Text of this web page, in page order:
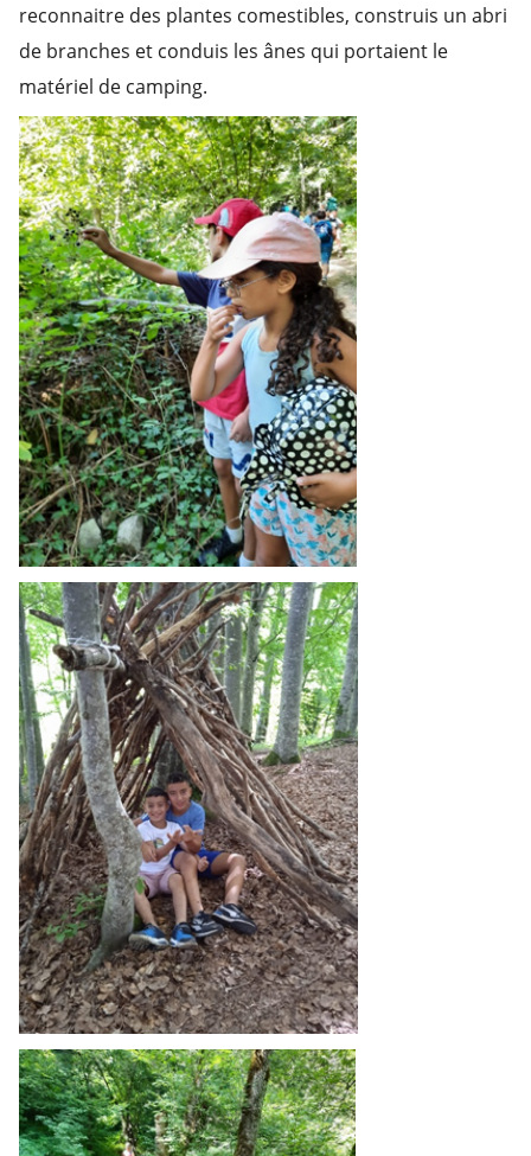
reconnaitre des plantes comestibles, construis un abri
de branches et conduis les ânes qui portaient le
matériel de camping.